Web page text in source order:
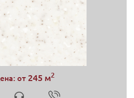
от 245 м2